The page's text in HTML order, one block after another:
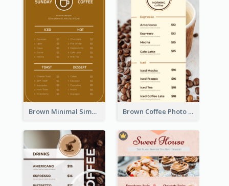
Brown Minimal Simple Cafe Menu Brown Coffee Photo Coffee Shop Menu